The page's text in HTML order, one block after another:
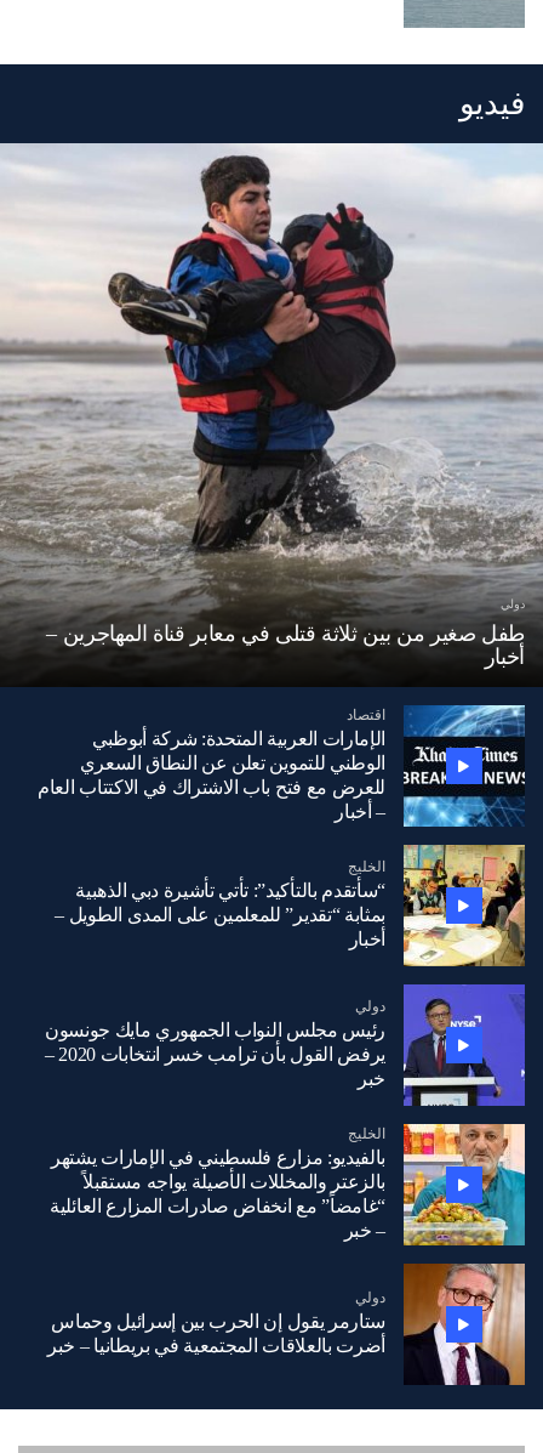
فيديو
دولي
طفل صغير من بين ثلاثة قتلى في معابر قناة المهاجرين –
أخبار
اقتصاد
الإمارات العربية المتحدة: شركة أبوظبي
الوطني للتموين تعلن عن النطاق السعري
للعرض مع فتح باب الاشتراك في الاكتتاب العام
– أخبار
الخليج
“سأتقدم بالتأكيد”: تأتي تأشيرة دبي الذهبية
بمثابة “تقدير” للمعلمين على المدى الطويل –
أخبار
دولي
رئيس مجلس النواب الجمهوري مايك جونسون
يرفض القول بأن ترامب خسر انتخابات 2020 –
خبر
الخليج
بالفيديو: مزارع فلسطيني في الإمارات يشتهر
بالزعتر والمخللات الأصيلة يواجه مستقبلاً
“غامضاً” ​​مع انخفاض صادرات المزارع العائلية
– خبر
دولي
ستارمر يقول إن الحرب بين إسرائيل وحماس
أضرت بالعلاقات المجتمعية في بريطانيا – خبر